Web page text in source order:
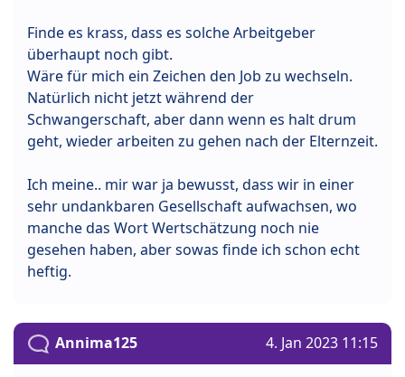
Finde es krass, dass es solche Arbeitgeber
überhaupt noch gibt.
Wäre für mich ein Zeichen den Job zu wechseln.
Natürlich nicht jetzt während der
Schwangerschaft, aber dann wenn es halt drum
geht, wieder arbeiten zu gehen nach der Elternzeit.
Ich meine.. mir war ja bewusst, dass wir in einer
sehr undankbaren Gesellschaft aufwachsen, wo
manche das Wort Wertschätzung noch nie
gesehen haben, aber sowas finde ich schon echt
heftig.
Annima125 4. Jan 2023 11:15